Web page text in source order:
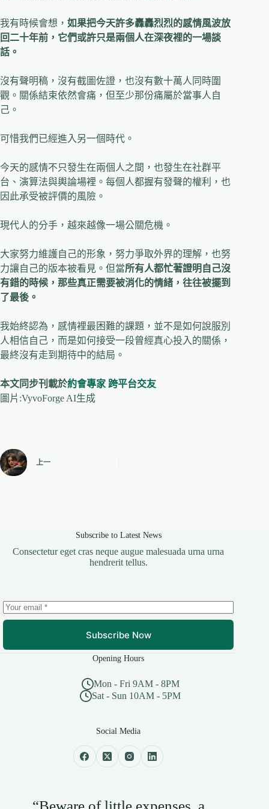
我有時候會想， 如果把今天許多轟轟烈烈的感情風波放
回二十年前，它們或許只是兩個人在深夜裡的一場談
話。
沒有聲明稿，沒有截圖佐證，也沒有數十萬人同時圍
觀。關係結束依然會痛，但至少那份痛屬於當事人自
己。
可惜我們已經進入另一個時代。
今天的感情不只發生在兩個人之間，也發生在社群平
台、演算法與輿論場裡。每個人都握有發聲的權利，也
因此承受被評價的風險。
現代人的分手，越來越像一場公關危機。
大家努力維護自己的形象，努力爭取外界的理解，也努
力讓自己的版本被看見。但當所有人都忙著證明自己沒
有錯的時候，那些真正需要被消化的情緒，往往被擺到
了最後。
我始終認為，感情裡最困難的課題，並不是如何說服別
人相信自己，而是如何接受一段曾經真心投入的關係，
最終沒有走到期待中的結局。
本文同步刊載於約會專家 跨平台交友
圖片:VyvoForge AI生成
上一
Subscribe to Latest News
Consectetur eget cras neque augue malesuada urna urna
hendrerit tellus.
Subscribe Now
Opening Hours
Mon - Fri 9AM - 8PM
Sat - Sun 10AM - 5PM
Social Media
“Beware of little expenses, a